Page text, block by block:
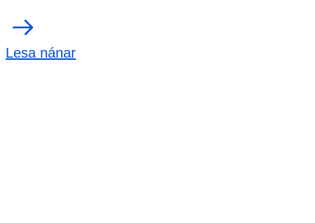
Lesa nánar